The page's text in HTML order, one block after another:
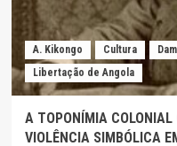
A. Kikongo Cultura
Libertação de Angola
A TOPONÍMIA COLONIAL
VIOLÊNCIA SIMBÓLICA